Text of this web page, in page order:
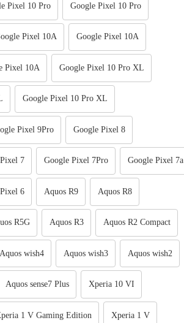
Pixel 10 Pro Google Pixel 10 Pro
Pixel 10A Google Pixel 10A
Pixel 10A Google Pixel 10 Pro XL
Google Pixel 10 Pro XL
Pixel 9Pro Google Pixel 8
7 Google Pixel 7Pro Google Pixel 7a
6 Aquos R9 Aquos R8
R5G Aquos R3 Aquos R2 Compact
Aquos wish4 Aquos wish3 Aquos wish2
Aquos sense7 Plus Xperia 10 VI
1 V Gaming Edition Xperia 1 V